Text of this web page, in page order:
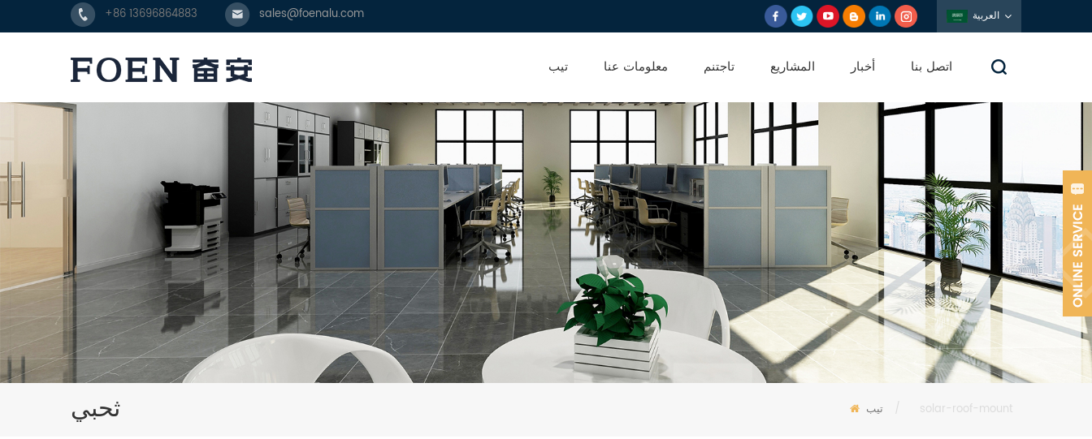
+86 13696864883 sales@foenalu.com العربية
تيب معلومات عنا تاجتنم المشاريع أخبار اتصل بنا
ثحبي تيب / solar-roof-mount